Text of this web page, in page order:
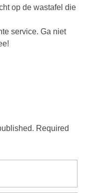
op de wastafel die
service. Ga niet
Required